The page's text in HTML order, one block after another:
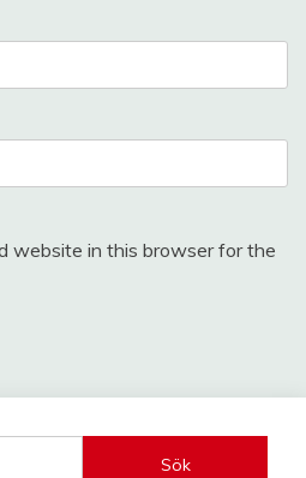
website in this browser for the
Sök